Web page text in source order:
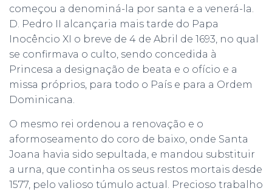
começou a denominá-la por santa e a venerá-la.
D. Pedro II alcançaria mais tarde do Papa
Inocêncio XI o breve de 4 de Abril de 1693, no qual
se confirmava o culto, sendo concedida à
Princesa a designação de beata e o ofício e a
missa próprios, para todo o País e para a Ordem
Dominicana.
O mesmo rei ordenou a renovação e o
aformoseamento do coro de baixo, onde Santa
Joana havia sido sepultada, e mandou substituir
a urna, que continha os seus restos mortais desde
1577, pelo valioso túmulo actual. Precioso trabalho